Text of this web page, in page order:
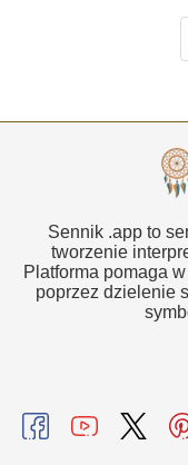
Sennik .app to
tworzenie
Platforma pomaga
poprzez dzielenie